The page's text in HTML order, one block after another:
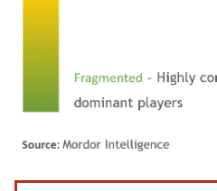
画像 © Mordor Intelligence。再利用には